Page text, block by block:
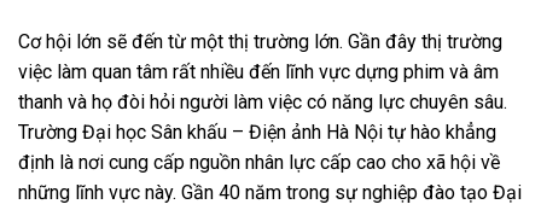
Cơ hội lớn sẽ đến từ một thị trường lớn. Gần đây thị trường
việc làm quan tâm rất nhiều đến lĩnh vực dựng phim và âm
thanh và họ đòi hỏi người làm việc có năng lực chuyên sâu.
Trường Đại học Sân khấu – Điện ảnh Hà Nội tự hào khẳng
định là nơi cung cấp nguồn nhân lực cấp cao cho xã hội về
những lĩnh vực này. Gần 40 năm trong sự nghiệp đào tạo Đại